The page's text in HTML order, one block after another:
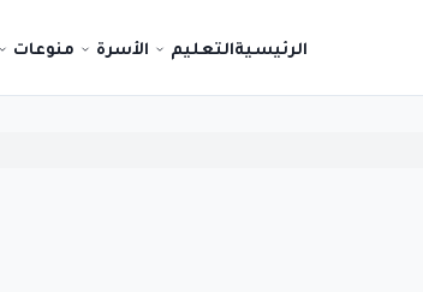
الرئيسيةالتعليم الأسرة منوعات